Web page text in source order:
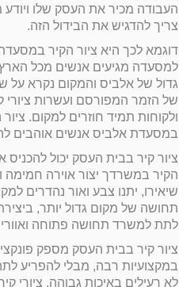
העבודה מכיר את העסק שלו
צריך להדגיש את הבידול הזה.
דוגמא לכך היא ציור הקיר
למסעדה מגיעים אנשים מכל
גדול של אלביס והמקום נקרא
של הזמר המפורסם ועשרות
ולקוחות תמיד חוזרים למקום.
במסעדת אלביס אנשים אוהבים
ציור קיר בבית העסק יכול להכניס
הקיר במשרדך יצור אוירה חמימה
שיאירו, יתנו צבע ואור נהדרים
תחושה של מקום גדול יותר,
לתת למשרד תחושה פתוחה
ציור קיר בבית העסק מספק
במקצועיות רבה, מבלי להפריע
לא רעילים באיכות גבוהה. ציורי